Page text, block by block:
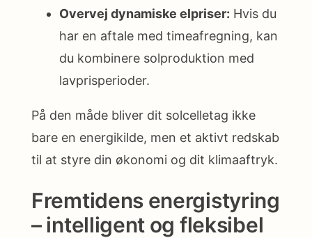
Overvej dynamiske elpriser: Hvis du
har en aftale med timeafregning, kan
du kombinere solproduktion med
lavprisperioder.
På den måde bliver dit solcelletag ikke
bare en energikilde, men et aktivt redskab
til at styre din økonomi og dit klimaaftryk.
Fremtidens energistyring
– intelligent og fleksibel